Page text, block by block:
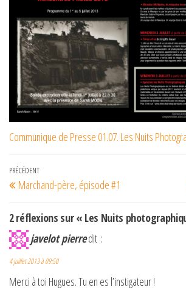
Communique de Presse 01.07. Les Nuits
Navigation
de
l’article
Article
précédent
PRÉCÉDENT
Marchand-père, épisode #1
2 réflexions sur « Les Nuits
javelot pierredit :
4 juillet 2013 à 09:50
Merci à toi Hugues. Tu en es l’instigateur !